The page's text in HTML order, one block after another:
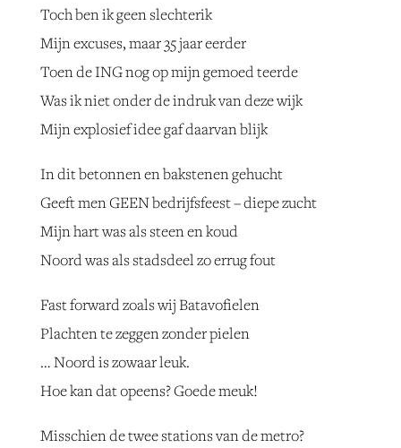
Toch ben ik geen slechterik
Mijn excuses, maar 35 jaar eerder
Toen de ING nog op mijn gemoed teerde
Was ik niet onder de indruk van deze wijk
Mijn explosief idee gaf daarvan blijk
In dit betonnen en bakstenen gehucht
Geeft men GEEN bedrijfsfeest – diepe zucht
Mijn hart was als steen en koud
Noord was als stadsdeel zo errug fout
Fast forward zoals wij Batavofielen
Plachten te zeggen zonder pielen
… Noord is zowaar leuk.
Hoe kan dat opeens? Goede meuk!
Misschien de twee stations van de metro?